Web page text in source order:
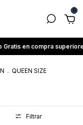
0
Gratis en compra
. QUEEN SIZE
Filtrar